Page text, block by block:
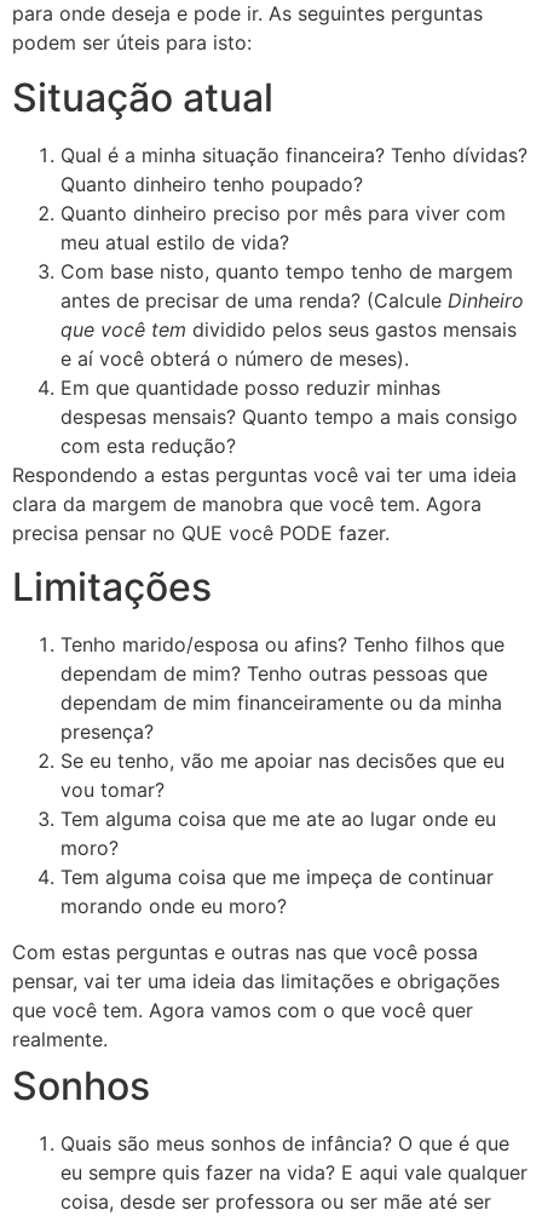
para onde deseja e pode ir. As seguintes perguntas
podem ser úteis para isto:
Situação atual
Qual é a minha situação financeira? Tenho dívidas?
Quanto dinheiro tenho poupado?
Quanto dinheiro preciso por mês para viver com
meu atual estilo de vida?
Com base nisto, quanto tempo tenho de margem
antes de precisar de uma renda? (Calcule Dinheiro
que você tem dividido pelos seus gastos mensais
e aí você obterá o número de meses).
Em que quantidade posso reduzir minhas
despesas mensais? Quanto tempo a mais consigo
com esta redução?
Respondendo a estas perguntas você vai ter uma ideia
clara da margem de manobra que você tem. Agora
precisa pensar no QUE você PODE fazer.
Limitações
Tenho marido/esposa ou afins? Tenho filhos que
dependam de mim? Tenho outras pessoas que
dependam de mim financeiramente ou da minha
presença?
Se eu tenho, vão me apoiar nas decisões que eu
vou tomar?
Tem alguma coisa que me ate ao lugar onde eu
moro?
Tem alguma coisa que me impeça de continuar
morando onde eu moro?
Com estas perguntas e outras nas que você possa
pensar, vai ter uma ideia das limitações e obrigações
que você tem. Agora vamos com o que você quer
realmente.
Sonhos
Quais são meus sonhos de infância? O que é que
eu sempre quis fazer na vida? E aqui vale qualquer
coisa, desde ser professora ou ser mãe até ser